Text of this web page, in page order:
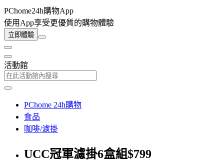
PChome24h購物App
使用App享受更優質的購物體驗
立即體驗
活動館
PChome 24h購物
食品
咖啡/濾掛
UCC冠軍濾掛6盒組$799